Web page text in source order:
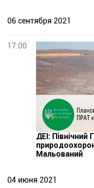
06 сентября 2021
17:00
ДЕІ:
Мальований
04 июня 2021